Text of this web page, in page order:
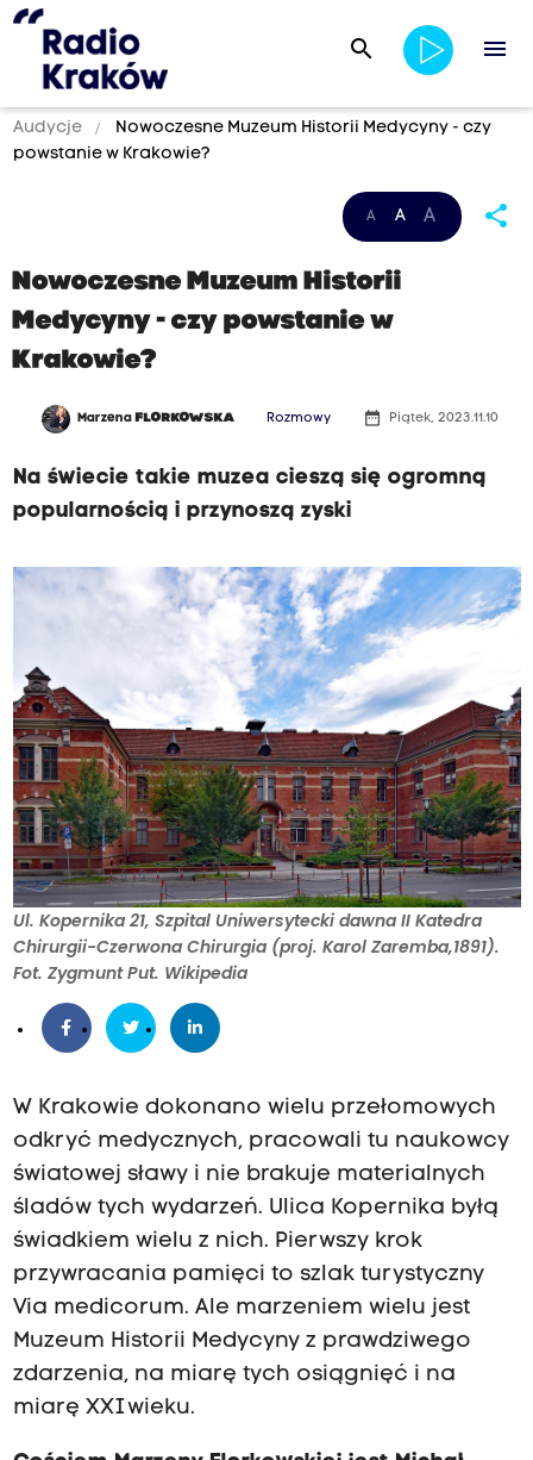
search menu
Audycje
Nowoczesne Muzeum Historii Medycyny - czy
powstanie w Krakowie?
A A A share
Nowoczesne Muzeum Historii
Medycyny - czy powstanie w
Krakowie?
Marzena FLORKOWSKA Rozmowy date_range Piątek, 2023.11.10
Na świecie takie muzea cieszą się ogromną
popularnością i przynoszą zyski
Ul. Kopernika 21, Szpital Uniwersytecki dawna II Katedra
Chirurgii-Czerwona Chirurgia (proj. Karol Zaremba,1891).
Fot. Zygmunt Put. Wikipedia
W Krakowie dokonano wielu przełomowych
odkryć medycznych, pracowali tu naukowcy
światowej sławy i nie brakuje materialnych
śladów tych wydarzeń. Ulica Kopernika byłą
świadkiem wielu z nich. Pierwszy krok
przywracania pamięci to szlak turystyczny
Via medicorum. Ale marzeniem wielu jest
Muzeum Historii Medycyny z prawdziwego
zdarzenia, na miarę tych osiągnięć i na
miarę XXI wieku.